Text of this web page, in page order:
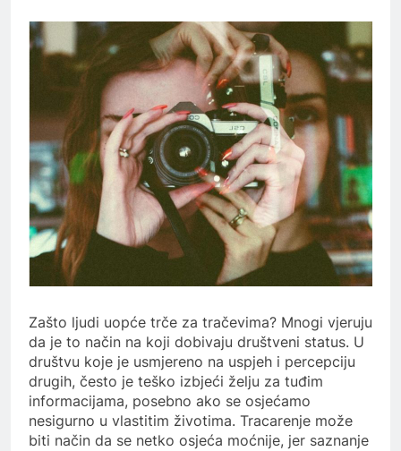
Zašto ljudi uopće trče za tračevima? Mnogi vjeruju
da je to način na koji dobivaju društveni status. U
društvu koje je usmjereno na uspjeh i percepciju
drugih, često je teško izbjeći želju za tuđim
informacijama, posebno ako se osjećamo
nesigurno u vlastitim životima. Tracarenje može
biti način da se netko osjeća moćnije, jer saznanje